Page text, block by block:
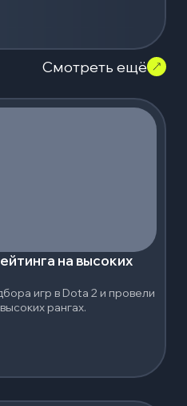
Смотреть ещё
на высоких
игр в Dota 2 и провели
рангах.